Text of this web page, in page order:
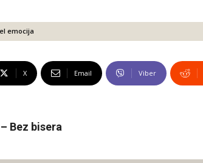
emocija
X Email Viber
Bez bisera